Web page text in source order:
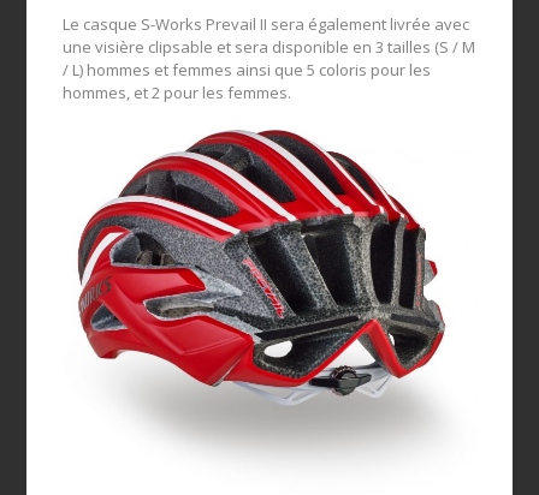
Le casque S-Works Prevail II sera également livrée avec
une visière clipsable et sera disponible en 3 tailles (S / M
/ L) hommes et femmes ainsi que 5 coloris pour les
hommes, et 2 pour les femmes.